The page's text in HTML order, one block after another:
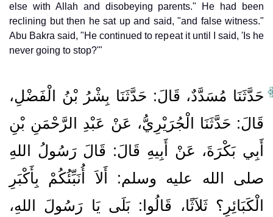
else with Allah and disobeying parents." He had been
reclining but then he sat up and said, "and false witness."
Abu Bakra said, "He continued to repeat it until I said, 'Is he
never going to stop?'"
حَدَّثَنَا مُسَدَّدٌ، قَالَ‏:‏ حَدَّثَنَا بِشْرُ بْنُ الْفَضْلِ،
قَالَ‏:‏ حَدَّثَنَا الْجُرَيْرِيُّ، عَنْ عَبْدِ الرَّحْمَنِ بْنِ
أَبِي بَكْرَةَ، عَنْ أَبِيهِ قَالَ‏:‏ قَالَ رَسُولُ اللهِ
صلى الله عليه وسلم‏:‏ أَلاَ أُنَبِّئُكُمْ بِأَكْبَرِ
الْكَبَائِرِ‏؟‏ ثَلاَثًا، قَالُوا‏:‏ بَلَى يَا رَسُولَ اللهِ،